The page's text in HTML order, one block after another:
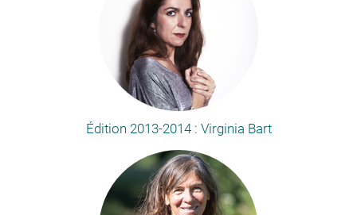
Édition 2013-2014 : Virginia Bart